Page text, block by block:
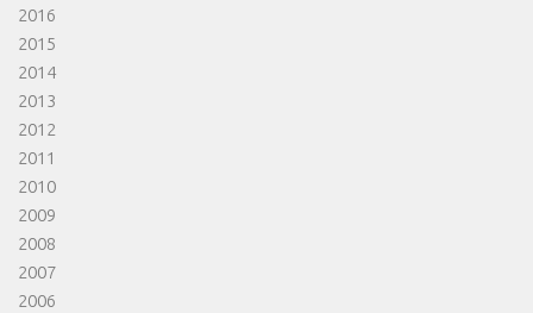
2016
2015
2014
2013
2012
2011
2010
2009
2008
2007
2006